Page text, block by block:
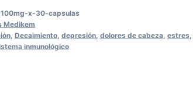
x-30-capsulas
Medikem
, Decaimiento, depresión, dolores de cabeza, estres
inmunológico